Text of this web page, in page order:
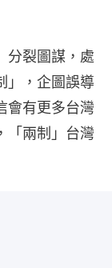
分裂圖謀，處
」，企圖誤導
會有更多台灣
「兩制」台灣